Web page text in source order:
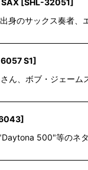
身のサックス奏者、
S1]
ん、ボブ・ジェー
]
500"等のネ